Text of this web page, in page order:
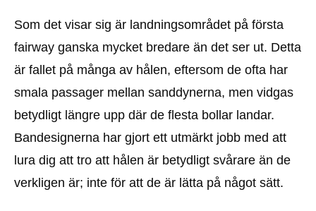
Som det visar sig är landningsområdet på första
fairway ganska mycket bredare än det ser ut. Detta
är fallet på många av hålen, eftersom de ofta har
smala passager mellan sanddynerna, men vidgas
betydligt längre upp där de flesta bollar landar.
Bandesignerna har gjort ett utmärkt jobb med att
lura dig att tro att hålen är betydligt svårare än de
verkligen är; inte för att de är lätta på något sätt.